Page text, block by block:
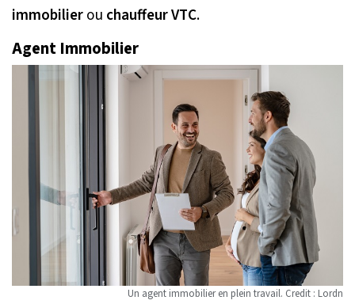
immobilierou chauffeur VTC.
Agent Immobilier
Un agent immobilier en plein travail. Credit : Lordn